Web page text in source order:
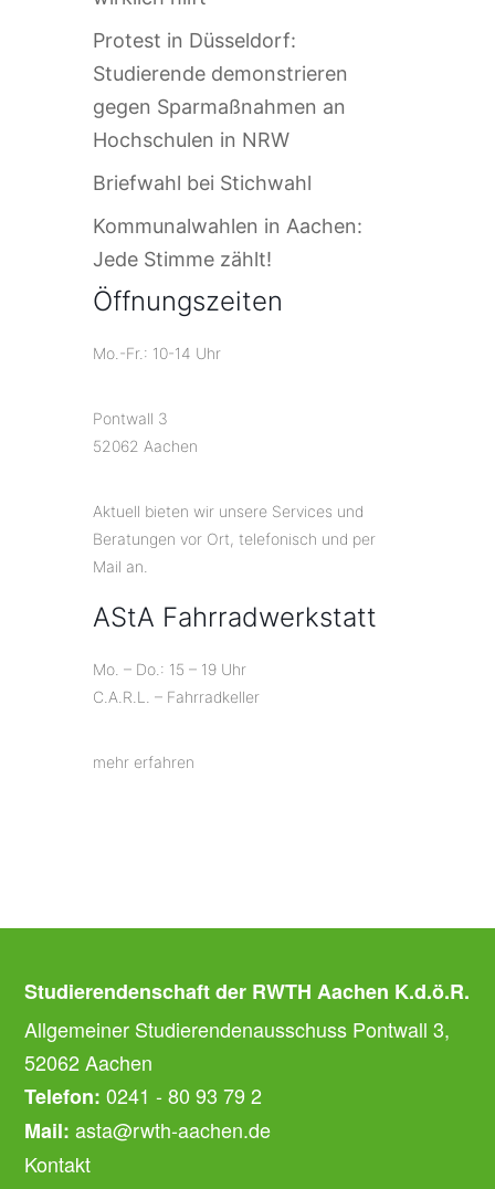
Protest in Düsseldorf:
Studierende demonstrieren
gegen Sparmaßnahmen an
Hochschulen in NRW
Briefwahl bei Stichwahl
Kommunalwahlen in Aachen:
Jede Stimme zählt!
Öffnungszeiten
Mo.-Fr.: 10-14 Uhr
Pontwall 3
52062 Aachen
Aktuell bieten wir unsere Services und
Beratungen vor Ort, telefonisch und per
Mail an.
AStA Fahrradwerkstatt
Mo. – Do.: 15 – 19 Uhr
C.A.R.L. – Fahrradkeller
mehr erfahren
Studierendenschaft der RWTH Aachen K.d.ö.R.
Allgemeiner Studierendenausschuss Pontwall 3,
52062 Aachen
Telefon: 0241 - 80 93 79 2
Mail: asta@rwth-aachen.de
Kontakt